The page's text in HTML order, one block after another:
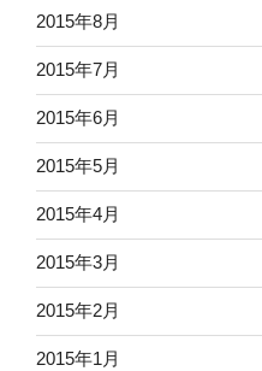
2015年8月
2015年7月
2015年6月
2015年5月
2015年4月
2015年3月
2015年2月
2015年1月